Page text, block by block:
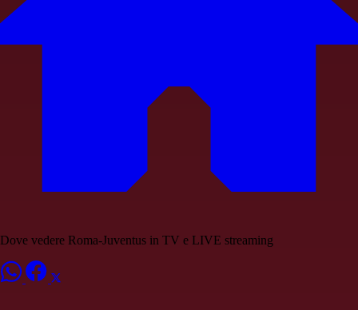
Dove vedere Roma-Juventus in TV e LIVE streaming